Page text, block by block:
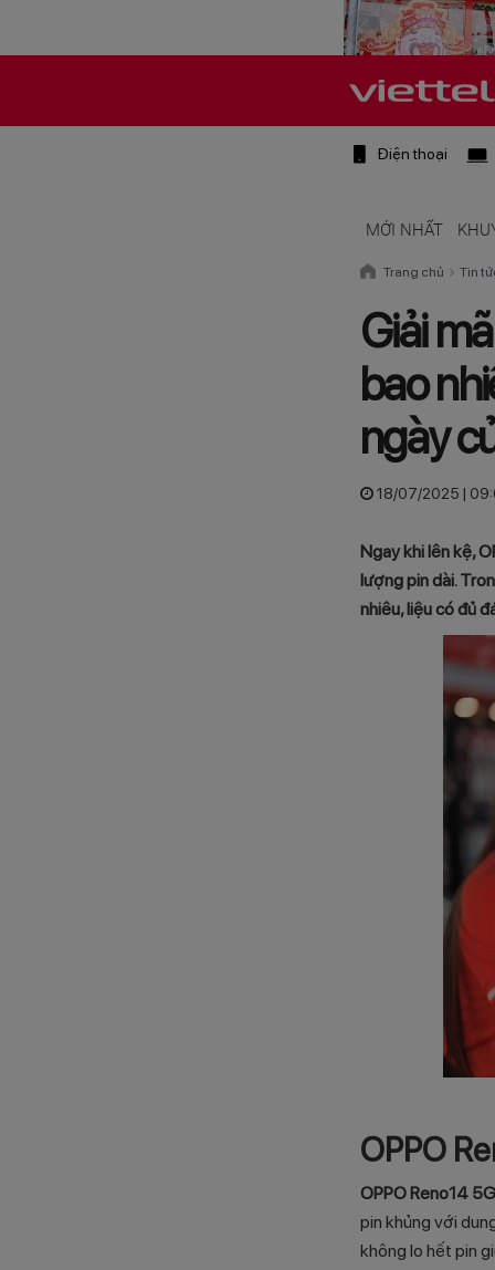
Điện thoại
MỚI NHẤT
Trang chủ Tin
Giải
bao
ngày
18/07/2025 |
Ngay khi lên kệ,
lượng pin dài.
nhiêu, liệu có đủ
OPPO
OPPO Reno14
pin khủng với
không lo hết pin